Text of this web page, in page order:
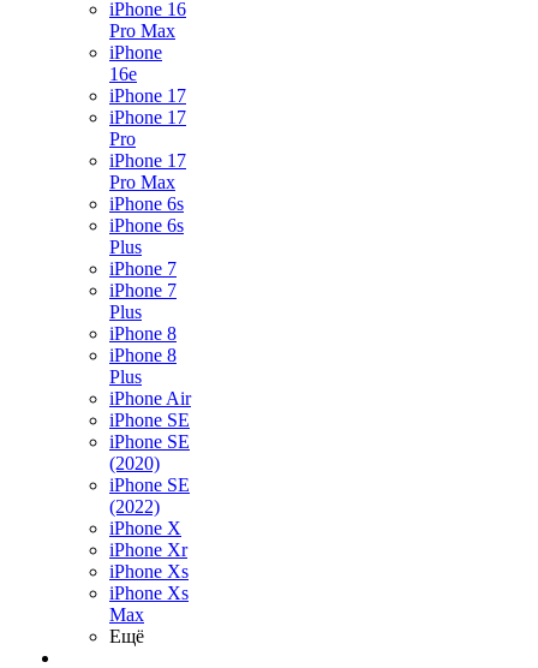
iPhone 16
Pro Max
iPhone
16e
iPhone 17
iPhone 17
Pro
iPhone 17
Pro Max
iPhone 6s
iPhone 6s
Plus
iPhone 7
iPhone 7
Plus
iPhone 8
iPhone 8
Plus
iPhone Air
iPhone SE
iPhone SE
(2020)
iPhone SE
(2022)
iPhone X
iPhone Xr
iPhone Xs
iPhone Xs
Max
Ещё